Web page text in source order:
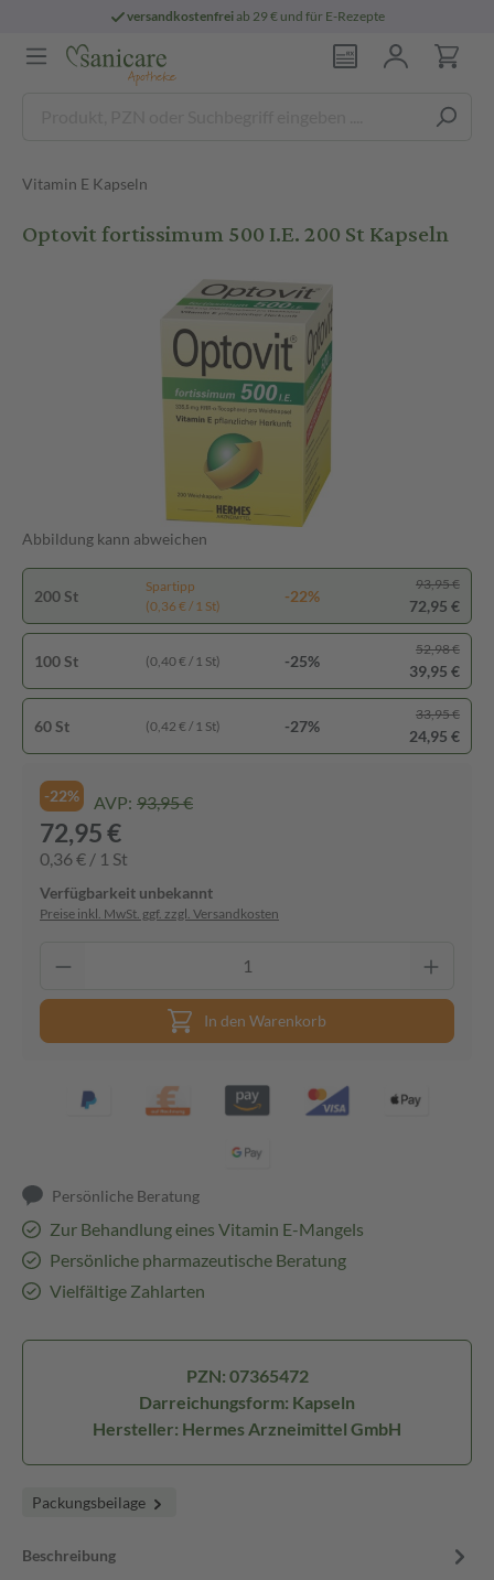
versandkostenfreiab 29 € und für E-Rezepte
Vitamin E Kapseln
Optovit fortissimum 500 I.E. 200 St Kapseln
Abbildung kann abweichen
200 St
Spartipp
(0,36 € / 1 St)
-22%
93,95 €
72,95 €
100 St (0,40 € / 1 St) -25%
52,98 €
39,95 €
60 St (0,42 € / 1 St) -27%
33,95 €
24,95 €
-22% AVP: 93,95 €
72,95 €
0,36 € / 1 St
Verfügbarkeit unbekannt
Preise inkl. MwSt. ggf. zzgl. Versandkosten
In den Warenkorb
Persönliche Beratung
Zur Behandlung eines Vitamin E-Mangels
Persönliche pharmazeutische Beratung
Vielfältige Zahlarten
PZN: 07365472
Darreichungsform: Kapseln
Hersteller: Hermes Arzneimittel GmbH
Packungsbeilage
Beschreibung